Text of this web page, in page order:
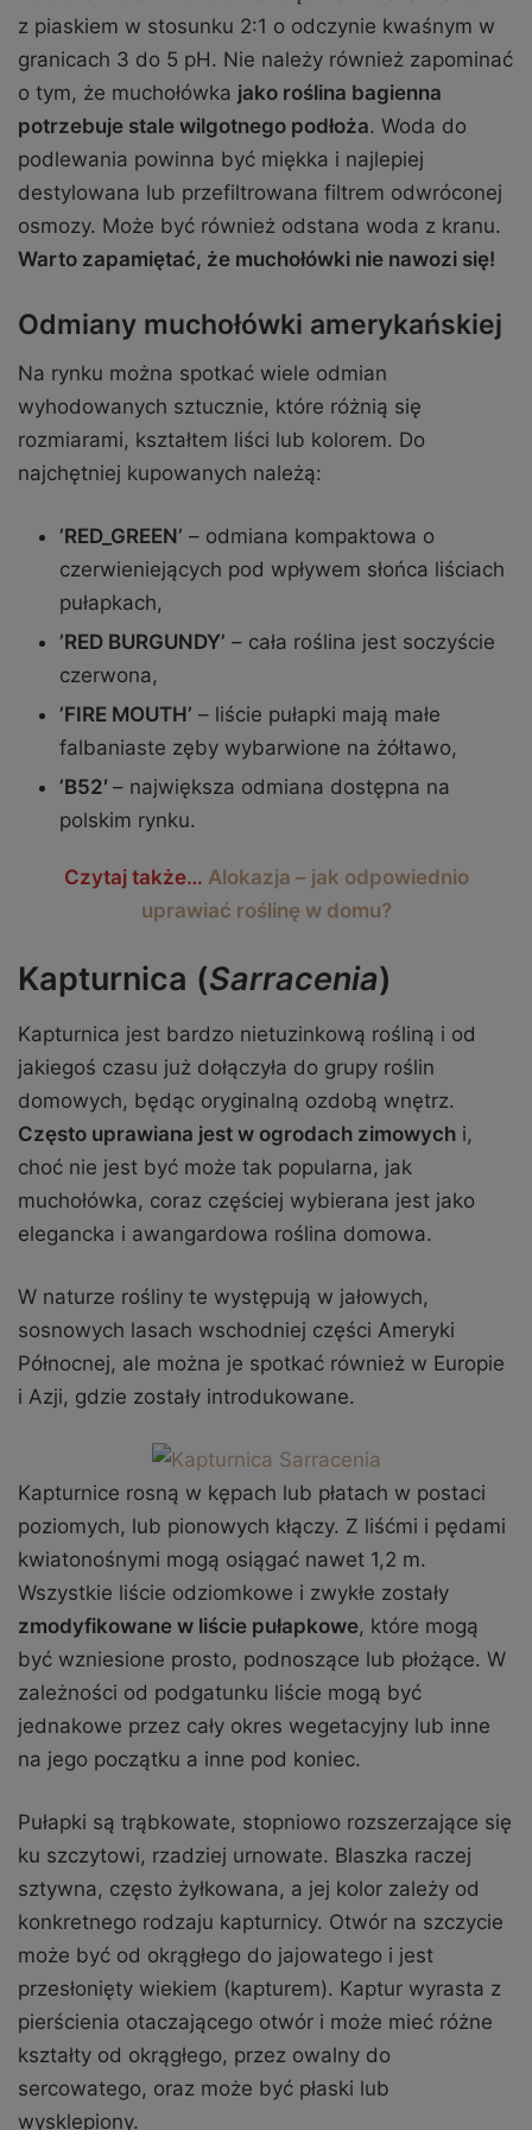
z piaskiem w stosunku 2:1 o odczynie kwaśnym w
granicach 3 do 5 pH. Nie należy również zapominać
o tym, że muchołówka jako roślina bagienna
potrzebuje stale wilgotnego podłoża. Woda do
podlewania powinna być miękka i najlepiej
destylowana lub przefiltrowana filtrem odwróconej
osmozy. Może być również odstana woda z kranu.
Warto zapamiętać, że muchołówki nie nawozi się!
Odmiany muchołówki amerykańskiej
Na rynku można spotkać wiele odmian
wyhodowanych sztucznie, które różnią się
rozmiarami, kształtem liści lub kolorem. Do
najchętniej kupowanych należą:
’RED_GREEN’ – odmiana kompaktowa o
czerwieniejących pod wpływem słońca liściach
pułapkach,
’RED BURGUNDY’ – cała roślina jest soczyście
czerwona,
’FIRE MOUTH’ – liście pułapki mają małe
falbaniaste zęby wybarwione na żółtawo,
’B52′ – największa odmiana dostępna na
polskim rynku.
Czytaj także… Alokazja – jak odpowiednio
uprawiać roślinę w domu?
Kapturnica (Sarracenia)
Kapturnica jest bardzo nietuzinkową rośliną i od
jakiegoś czasu już dołączyła do grupy roślin
domowych, będąc oryginalną ozdobą wnętrz.
Często uprawiana jest w ogrodach zimowych i,
choć nie jest być może tak popularna, jak
muchołówka, coraz częściej wybierana jest jako
elegancka i awangardowa roślina domowa.
W naturze rośliny te występują w jałowych,
sosnowych lasach wschodniej części Ameryki
Północnej, ale można je spotkać również w Europie
i Azji, gdzie zostały introdukowane.
Kapturnice rosną w kępach lub płatach w postaci
poziomych, lub pionowych kłączy. Z liśćmi i pędami
kwiatonośnymi mogą osiągać nawet 1,2 m.
Wszystkie liście odziomkowe i zwykłe zostały
zmodyfikowane w liście pułapkowe, które mogą
być wzniesione prosto, podnoszące lub płożące. W
zależności od podgatunku liście mogą być
jednakowe przez cały okres wegetacyjny lub inne
na jego początku a inne pod koniec.
Pułapki są trąbkowate, stopniowo rozszerzające się
ku szczytowi, rzadziej urnowate. Blaszka raczej
sztywna, często żyłkowana, a jej kolor zależy od
konkretnego rodzaju kapturnicy. Otwór na szczycie
może być od okrągłego do jajowatego i jest
przesłonięty wiekiem (kapturem). Kaptur wyrasta z
pierścienia otaczającego otwór i może mieć różne
kształty od okrągłego, przez owalny do
sercowatego, oraz może być płaski lub
wysklepiony.